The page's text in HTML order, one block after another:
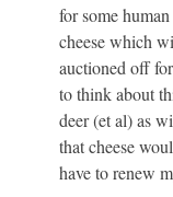
for some
cheese which
auctioned off
to think about
deer (et al) as
that cheese
have to renew